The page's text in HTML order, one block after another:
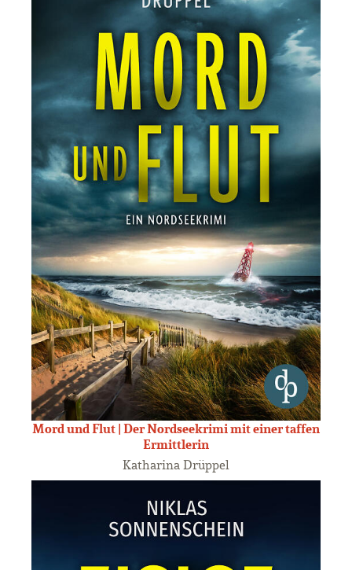
Mord und Flut | Der Nordseekrimi mit einer taffen
Ermittlerin
Katharina Drüppel